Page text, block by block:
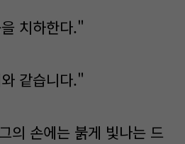
치하한다."
같습니다."
의 손에는 붉게 빛나는 드